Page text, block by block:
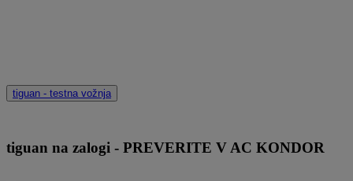
tiguan - testna vožnja
tiguan na zalogi - PREVERITE V AC KONDOR